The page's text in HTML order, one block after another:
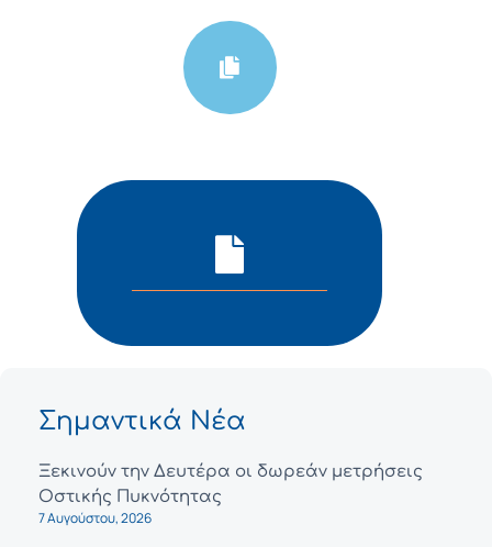
Σημαντικά Νέα
Ξεκινούν την Δευτέρα οι δωρεάν μετρήσεις
Οστικής Πυκνότητας
7 Αυγούστου, 2026